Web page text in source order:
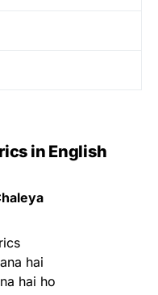
in English
hai
hai ho